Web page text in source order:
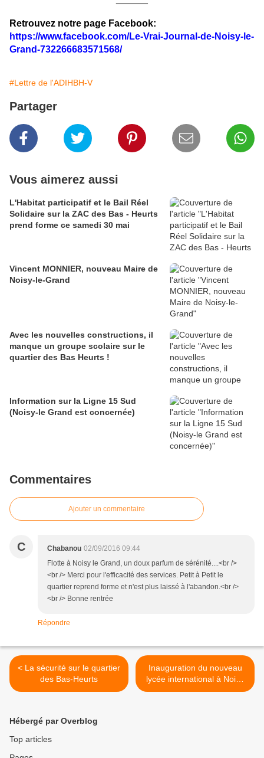
Retrouvez notre page Facebook:
https://www.facebook.com/Le-Vrai-Journal-de-Noisy-le-
Grand-732266683571568/
#Lettre de l'ADIHBH-V
Partager
Vous aimerez aussi
L'Habitat participatif et le Bail Réel
Solidaire sur la ZAC des Bas - Heurts
prend forme ce samedi 30 mai
Vincent MONNIER, nouveau Maire de
Noisy-le-Grand
Avec les nouvelles constructions, il
manque un groupe scolaire sur le
quartier des Bas Heurts !
Information sur la Ligne 15 Sud
(Noisy-le Grand est concernée)
Commentaires
Ajouter un commentaire
C Chabanou 02/09/2016 09:44
Flotte à Noisy le Grand, un doux parfum de sérénité....<br />
<br /> Merci pour l'efficacité des services. Petit à Petit le
quartier reprend forme et n'est plus laissé à l'abandon.<br />
<br /> Bonne rentrée
Répondre
< La sécurité sur le quartier
des Bas-Heurts
Inauguration du nouveau
lycée international à Noisy
le Grand >
Hébergé par Overblog
Top articles